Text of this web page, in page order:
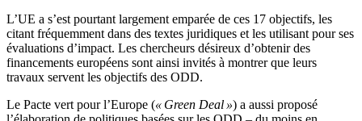
L’UE a s’est pourtant largement emparée de ces 17 objectifs, les
citant fréquemment dans des textes juridiques et les utilisant pour ses
évaluations d’impact. Les chercheurs désireux d’obtenir des
financements européens sont ainsi invités à montrer que leurs
travaux servent les objectifs des ODD.
Le Pacte vert pour l’Europe (« Green Deal ») a aussi proposé